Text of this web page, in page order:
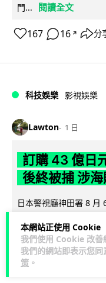
本網站正使用 Cookie
我們使用 Cookie 改善
我們的網站即表示您同
策 。
門...
閱讀全文
167 16 ↗ 分
科技娛樂 影視娛樂
Lawton 1 日
訂購 43 億日
後終被捕 涉海
日本警視廳神田署 8 月
指她涉嫌在出版巨頭集
CHARACTERS ST... 閱
77 10↗ 分享